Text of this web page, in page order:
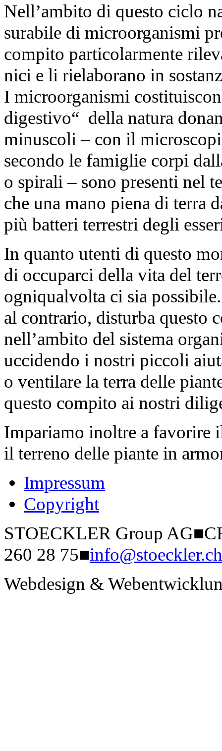
Nell’ambito di questo ciclo
surabile di microorganismi
compito particolarmente
nici e li rielaborano in
I microorganismi
digestivo“ della natura
minuscoli – con il
secondo le famiglie corpi
o spirali – sono presenti nel
che una mano piena di terra
più batteri terrestri degli
In quanto utenti di questo
di occuparci della vita del
ogniqualvolta ci sia
al contrario, disturba questo
nell’ambito del sistema
uccidendo i nostri piccoli
o ventilare la terra delle
questo compito ai nostri
Impariamo inoltre a favorire
il terreno delle piante in
Impressum
Copyright
STOECKLER Group AG■
260 28 75■info@stoeckler.ch
Webdesign &